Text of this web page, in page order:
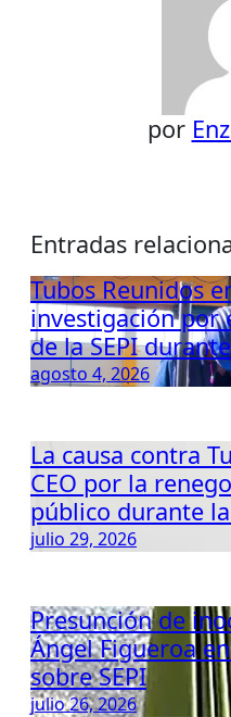
por
Entradas
Tubos Reunidos
investigación por
de la SEPI
agosto 4, 2026
La causa contra
CEO por la
público durante
julio 29, 2026
Presunción de
Ángel Figueroa
sobre SEPI
julio 26, 2026